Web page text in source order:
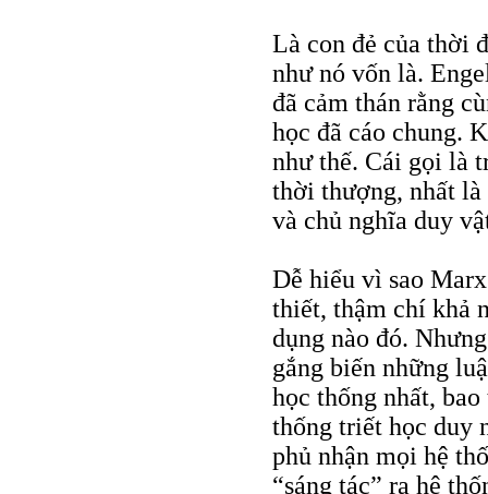
Là con đẻ của thời
như nó vốn là.
đã cảm thán rằng
học đã cáo chung.
như thế. Cái gọi là
thời thượng, nhất là
và chủ nghĩa duy
Dễ hiểu vì sao
thiết, thậm chí khả
dụng nào đó.
gắng biến những
học thống nhất,
thống triết học duy
phủ nhận mọi hệ
“sáng tác” ra hệ